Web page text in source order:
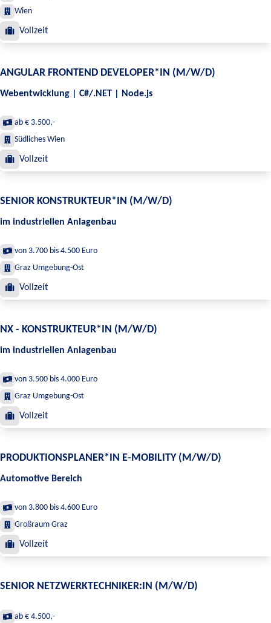
Wien
Vollzeit
ANGULAR FRONTEND DEVELOPER*IN (M/W/D)
Webentwicklung | C#/.NET | Node.js
ab € 3.500,-
Südliches Wien
Vollzeit
SENIOR KONSTRUKTEUR*IN (M/W/D)
im industriellen Anlagenbau
von 3.700 bis 4.500 Euro
Graz Umgebung-Ost
Vollzeit
NX - KONSTRUKTEUR*IN (M/W/D)
im industriellen Anlagenbau
von 3.500 bis 4.000 Euro
Graz Umgebung-Ost
Vollzeit
PRODUKTIONSPLANER*IN E-MOBILITY (M/W/D)
Automotive Bereich
von 3.800 bis 4.600 Euro
Großraum Graz
Vollzeit
SENIOR NETZWERKTECHNIKER:IN (M/W/D)
ab € 4.500,-